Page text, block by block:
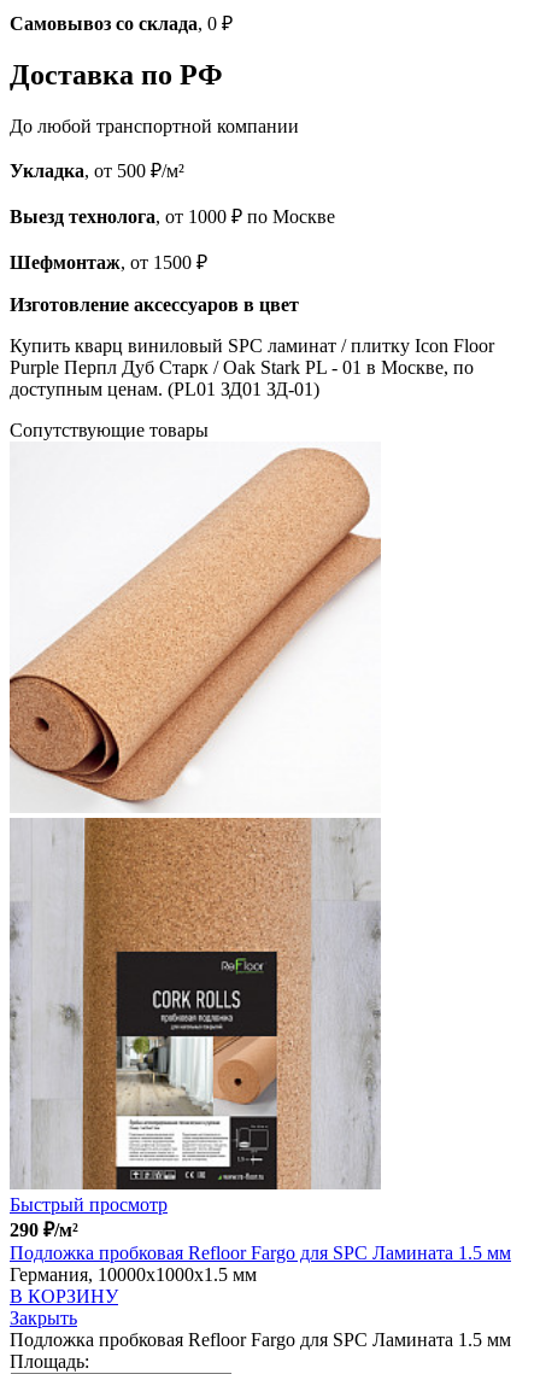
Самовывоз со склада, 0 ₽
Доставка по РФ
До любой транспортной компании
Укладка, от 500 ₽/м²
Выезд технолога, от 1000 ₽ по Москве
Шефмонтаж, от 1500 ₽
Изготовление аксессуаров в цвет
Купить кварц виниловый SPC ламинат / плитку Icon Floor
Purple Перпл Дуб Старк / Oak Stark PL - 01 в Москве, по
доступным ценам. (PL01 ЗД01 ЗД-01)
Cопутствующие товары
Быстрый просмотр
290 ₽/м²
Подложка пробковая Refloor Fargo для SPC Ламината 1.5 мм
Германия, 10000x1000x1.5 мм
В КОРЗИНУ
Закрыть
Подложка пробковая Refloor Fargo для SPC Ламината 1.5 мм
Площадь: